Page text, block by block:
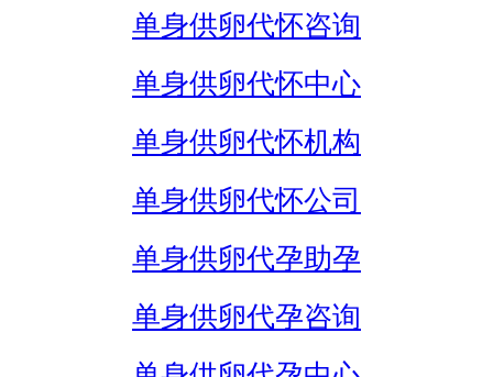
单身供卵代怀咨询
单身供卵代怀中心
单身供卵代怀机构
单身供卵代怀公司
单身供卵代孕助孕
单身供卵代孕咨询